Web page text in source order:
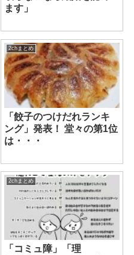
ます」
2chまとめ
「餃子のつけだれランキ
ング」発表！ 堂々の第1位
は・・・
2chまとめ
「コミュ障」「理